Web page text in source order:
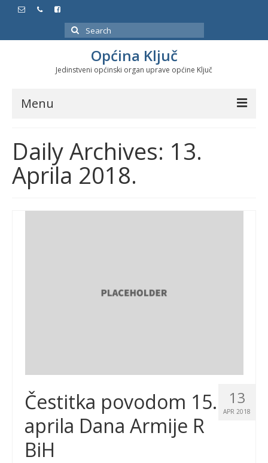
Search
for:
Općina Ključ
Jedinstveni općinski organ uprave općine Ključ
Menu
Službeni glasnici
Javne nabavke
Značajni datumi i manifestacije
Daily Archives: 13.
Aprila 2018.
13
APR 2018
Čestitka povodom 15.
aprila Dana Armije R
BiH